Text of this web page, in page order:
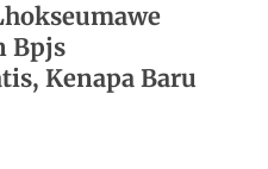
Bpjs
Kenapa Baru